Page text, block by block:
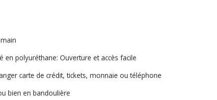
polyuréthane: Ouverture et accès facile
carte de crédit, tickets, monnaie ou téléphone
bien en bandoulière